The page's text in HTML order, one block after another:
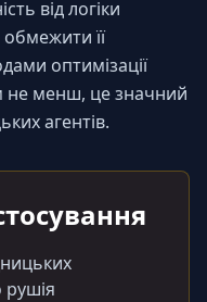
від логіки
її
оптимізації
не менш, це значний
агентів.
рушія